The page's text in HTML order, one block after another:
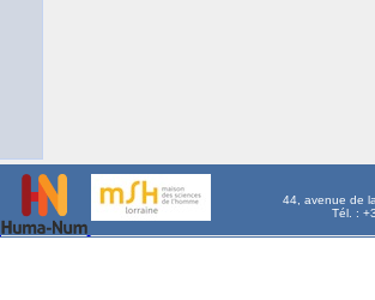
44, avenue de
Tél. :